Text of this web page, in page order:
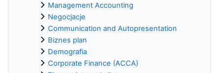
Management Accounting
Negocjacje
Communication and Autopresentation
Biznes plan
Demografia
Corporate Finance (ACCA)